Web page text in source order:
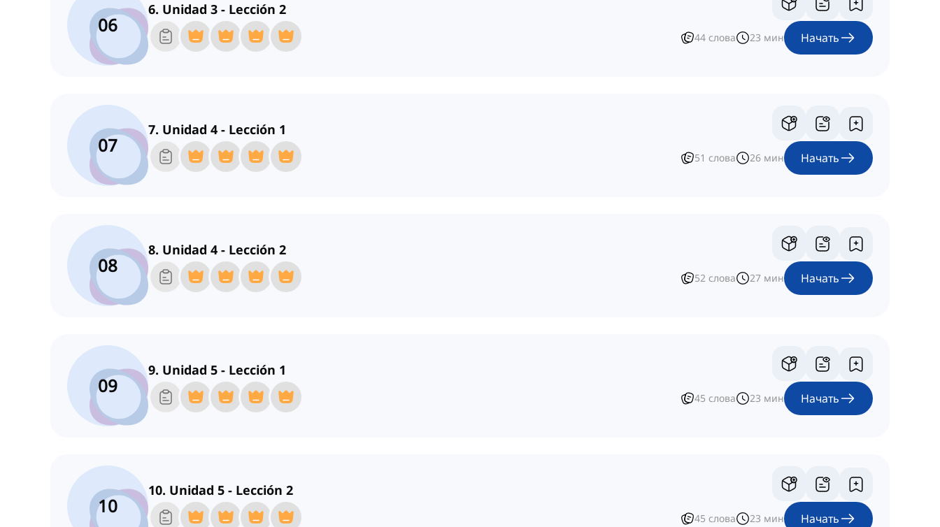
06
6. Unidad 3 - Lección 2
44 слова 23 мин Начать
07
7. Unidad 4 - Lección 1
51 слова 26 мин Начать
08
8. Unidad 4 - Lección 2
52 слова 27 мин Начать
09
9. Unidad 5 - Lección 1
45 слова 23 мин Начать
10
10. Unidad 5 - Lección 2
45 слова 23 мин Начать